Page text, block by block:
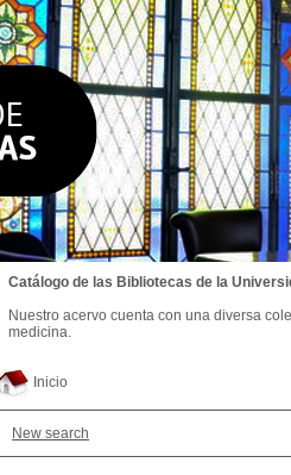
Inicio
New search
Catálogo de las Bibliotecas de la
Nuestro acervo cuenta con una diversa
medicina.